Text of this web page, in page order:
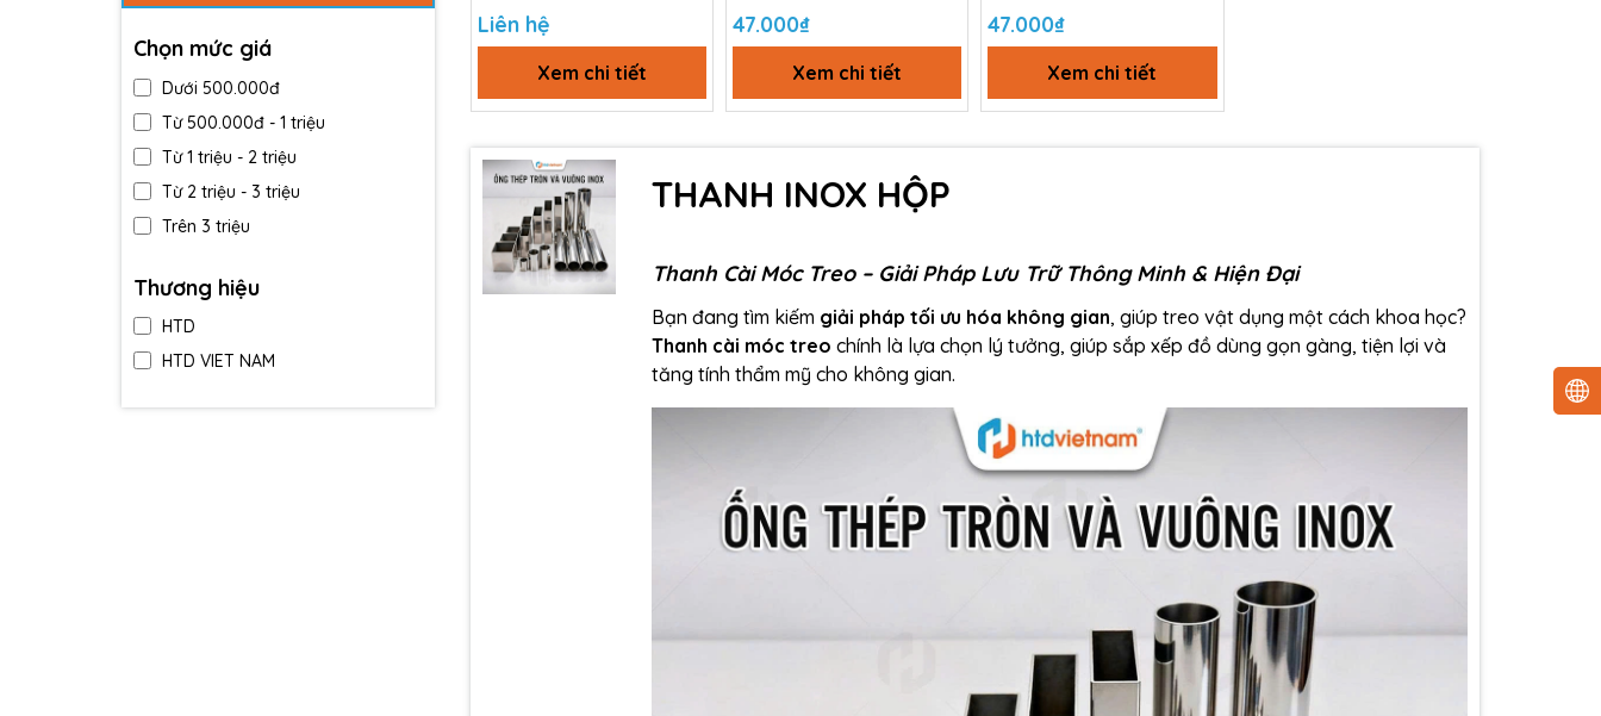
Chọn mức giá
Dưới 500.000đ
Từ 500.000đ - 1 triệu
Từ 1 triệu - 2 triệu
Từ 2 triệu - 3 triệu
Trên 3 triệu
Thương hiệu
HTD
HTD VIET NAM
Liên hệ
Xem chi tiết
47.000₫
Xem chi tiết
47.000₫
Xem chi tiết
THANH INOX HỘP
Thanh Cài Móc Treo – Giải Pháp Lưu Trữ Thông Minh & Hiện Đại
Bạn đang tìm kiếm giải pháp tối ưu hóa không gian, giúp treo vật dụng một cách khoa học?
Thanh cài móc treo chính là lựa chọn lý tưởng, giúp sắp xếp đồ dùng gọn gàng, tiện lợi và
tăng tính thẩm mỹ cho không gian.